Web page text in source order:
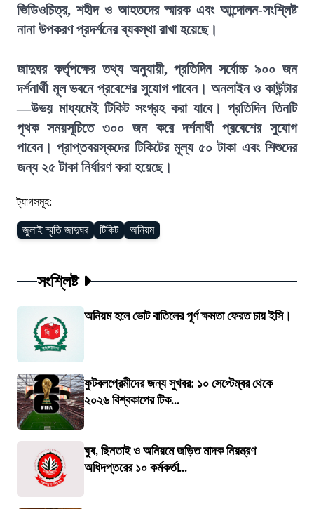
ভিডিওচিত্র, শহীদ ও আহতদের স্মারক এবং আন্দোলন-সংশ্লিষ্ট
নানা উপকরণ প্রদর্শনের ব্যবস্থা রাখা হয়েছে।
জাদুঘর কর্তৃপক্ষের তথ্য অনুযায়ী, প্রতিদিন সর্বোচ্চ ৯০০ জন
দর্শনার্থী মূল ভবনে প্রবেশের সুযোগ পাবেন। অনলাইন ও কাউন্টার
—উভয় মাধ্যমেই টিকিট সংগ্রহ করা যাবে। প্রতিদিন তিনটি
পৃথক সময়সূচিতে ৩০০ জন করে দর্শনার্থী প্রবেশের সুযোগ
পাবেন। প্রাপ্তবয়স্কদের টিকিটের মূল্য ৫০ টাকা এবং শিশুদের
জন্য ২৫ টাকা নির্ধারণ করা হয়েছে।
ট্যাগসমূহ:
জুলাই স্মৃতি জাদুঘর টিকিট অনিয়ম
সংশ্লিষ্ট
অনিয়ম হলে ভোট বাতিলের পূর্ণ ক্ষমতা ফেরত চায় ইসি।
ফুটবলপ্রেমীদের জন্য সুখবর: ১০ সেপ্টেম্বর থেকে
২০২৬ বিশ্বকাপের টিক...
ঘুষ, ছিনতাই ও অনিয়মে জড়িত মাদক নিয়ন্ত্রণ
অধিদপ্তরের ১০ কর্মকর্তা...